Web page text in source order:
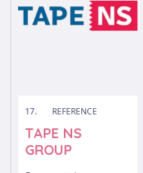
17. REFERENCE
TAPE NS
GROUP